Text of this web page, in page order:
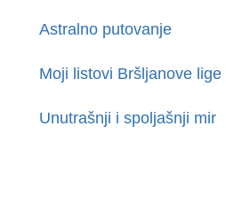
Astralno putovanje
Moji listovi Bršljanove lige
Unutrašnji i spoljašnji mir